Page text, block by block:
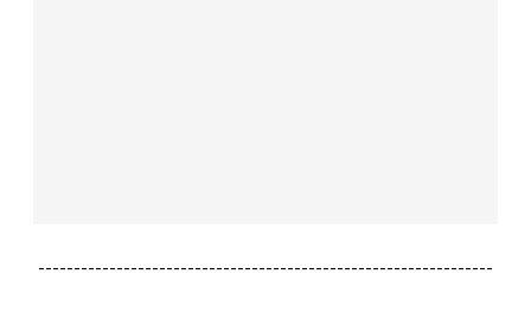
----------------------------------------------------------------